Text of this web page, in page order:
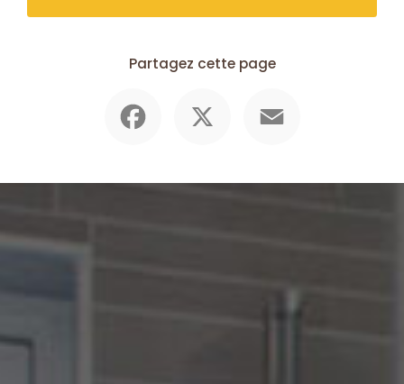
Partagez cette page